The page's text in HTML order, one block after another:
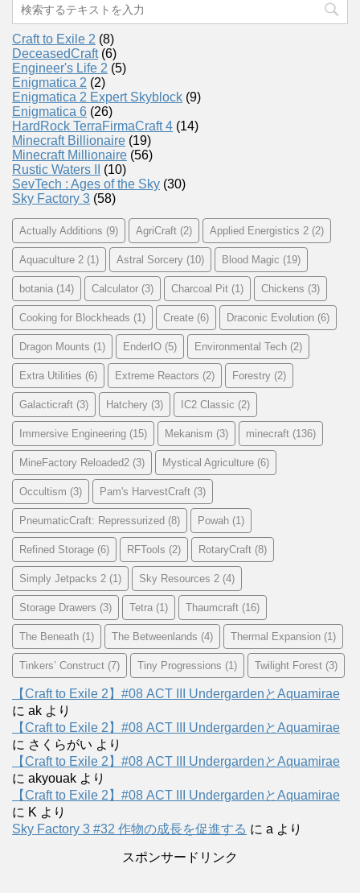
Craft to Exile 2 (8)
DeceasedCraft(6)
Engineer's Life 2 (5)
Enigmatica 2 (2)
Enigmatica 2 Expert Skyblock (9)
Enigmatica 6 (26)
HardRock TerraFirmaCraft 4 (14)
Minecraft Billionaire (19)
Minecraft Millionaire (56)
Rustic Waters II
(10)
SevTech : Ages of the Sky (30)
Sky Factory 3 (58)
Actually Additions (9) AgriCraft (2) Applied Energistics 2 (2)
Aquaculture 2 (1) Astral Sorcery (10) Blood Magic (19)
botania (14) Calculator (3) Charcoal Pit (1) Chickens (3)
Cooking for Blockheads (1) Create (6) Draconic Evolution (6)
Dragon Mounts (1) EnderIO (5) Environmental Tech (2)
Extra Utilities (6) Extreme Reactors (2) Forestry (2)
Galacticraft (3) Hatchery (3) IC2 Classic (2)
Immersive Engineering (15) Mekanism (3) minecraft (136)
MineFactory Reloaded2 (3) Mystical Agriculture (6)
Occultism (3) Pam's HarvestCraft (3)
PneumaticCraft: Repressurized (8) Powah (1)
Refined Storage (6) RFTools (2) RotaryCraft (8)
Simply Jetpacks 2 (1) Sky Resources 2 (4)
Storage Drawers (3) Tetra (1) Thaumcraft (16)
The Beneath (1) The Betweenlands (4) Thermal Expansion (1)
Tinkers’ Construct (7) Tiny Progressions (1) Twilight Forest (3)
【Craft to Exile 2】#08 ACT III UndergardenとAquamirae
に ak より
【Craft to Exile 2】#08 ACT III UndergardenとAquamirae
に さくらがい より
【Craft to Exile 2】#08 ACT III UndergardenとAquamirae
に akyouak より
【Craft to Exile 2】#08 ACT III UndergardenとAquamirae
に K より
Sky Factory 3 #32 作物の成長を促進する に a より
スポンサードリンク